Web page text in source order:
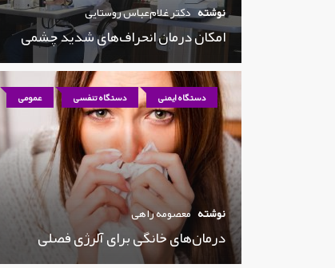
نوشته دکتر غلام‌عباس روستایی
امکان درمان انحراف‌های شدید چشمی
دستگاه ایمنی دستگاه تنفسی عمومی
نوشته معصومه راهی
درمان‌های خانگی برای آلرژی فصلی